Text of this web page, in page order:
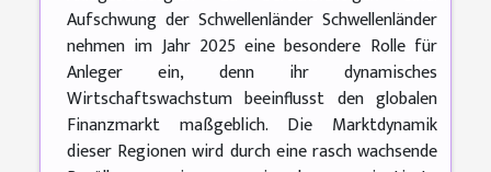
Aufschwung der Schwellenländer Schwellenländer
nehmen im Jahr 2025 eine besondere Rolle für
Anleger ein, denn ihr dynamisches
Wirtschaftswachstum beeinflusst den globalen
Finanzmarkt maßgeblich. Die Marktdynamik
dieser Regionen wird durch eine rasch wachsende